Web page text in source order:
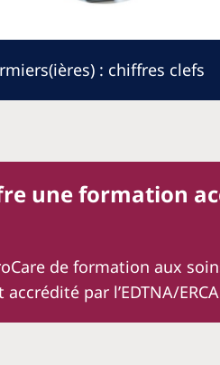
: chiffres clefs
une formation
de formation aux
par l’EDTNA/